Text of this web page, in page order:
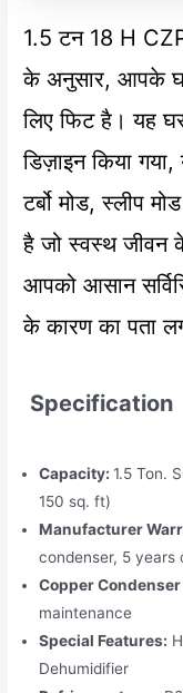
1.5 टन 18 H
के अनुसार, आपके
लिए फिट है। यह
डिज़ाइन किया
टर्बो मोड, स्लीप
है जो स्वस्थ जीवन
आपको आसान
के कारण का पता
Specification
Capacity: 1.5 Ton.
150 sq. ft)
Manufacturer
condenser, 5 years
Copper Condenser
maintenance
Special Features:
Dehumidifier